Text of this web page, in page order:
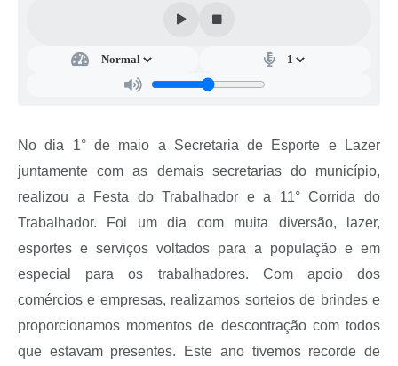
Galeria de Vídeos
Projetos
Contas Públicas
Serviços Online
Enquete
No dia 1° de maio a Secretaria de Esporte e Lazer
juntamente com as demais secretarias do município,
realizou a Festa do Trabalhador e a 11° Corrida do
Trabalhador. Foi um dia com muita diversão, lazer,
esportes e serviços voltados para a população e em
especial para os trabalhadores. Com apoio dos
comércios e empresas, realizamos sorteios de brindes e
proporcionamos momentos de descontração com todos
que estavam presentes. Este ano tivemos recorde de